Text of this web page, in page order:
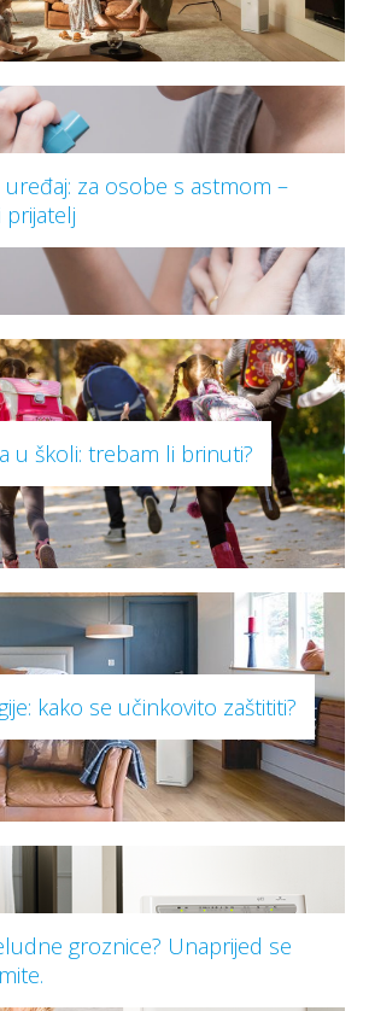
uređaj: za osobe s astmom –
prijatelj
u školi: trebam li brinuti?
kako se učinkovito zaštititi?
groznice? Unaprijed se